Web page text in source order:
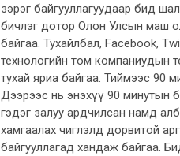
зэрэг байгууллагуудаар бид
бичлэг дотор Олон Улсын маш
байгаа. Тухайлбал, Facebook,
технологийн том компаниудын
тухай яриа байгаа. Тиймээс 90
Дээрээс нь энэхүү 90 минутын
гэдэг залуу ардчилсан намд
хамгаалах чиглэлд дорвитой
байгууллагад хандаж байгаа.